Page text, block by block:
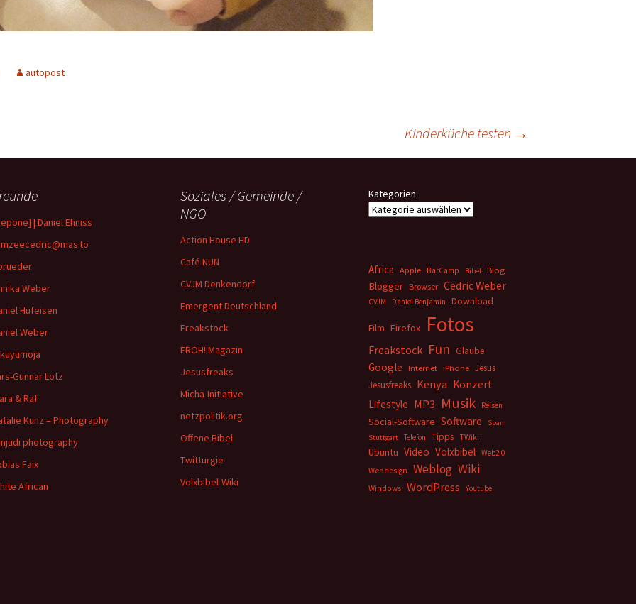
autopost
Kinderküche testen →
| Daniel Ehniss
Weber
Hufeisen
Weber
Gunnar Lotz
& Raf
Kunz – Photography
photography
Faix
African
Soziales / Gemeinde /
NGO
Action House HD
Café NUN
CVJM Denkendorf
Emergent Deutschland
Freakstock
FROH! Magazin
Jesusfreaks
Micha-Initiative
netzpolitik.org
Offene Bibel
Twitturgie
Volxbibel-Wiki
Kategorien
Africa Apple BarCamp Bibel Blog
Blogger Browser Cedric Weber
CVJM Daniel Benjamin Download
Film Firefox Fotos
Freakstock Fun Glaube
Google Internet iPhone Jesus
Jesusfreaks Kenya Konzert
Lifestyle MP3 Musik Reisen
Social-Software Software
Spam
Stuttgart
Telefon Tipps TWiki
Ubuntu Video Volxbibel Web2.0
Webdesign
Weblog Wiki
Windows WordPress Youtube